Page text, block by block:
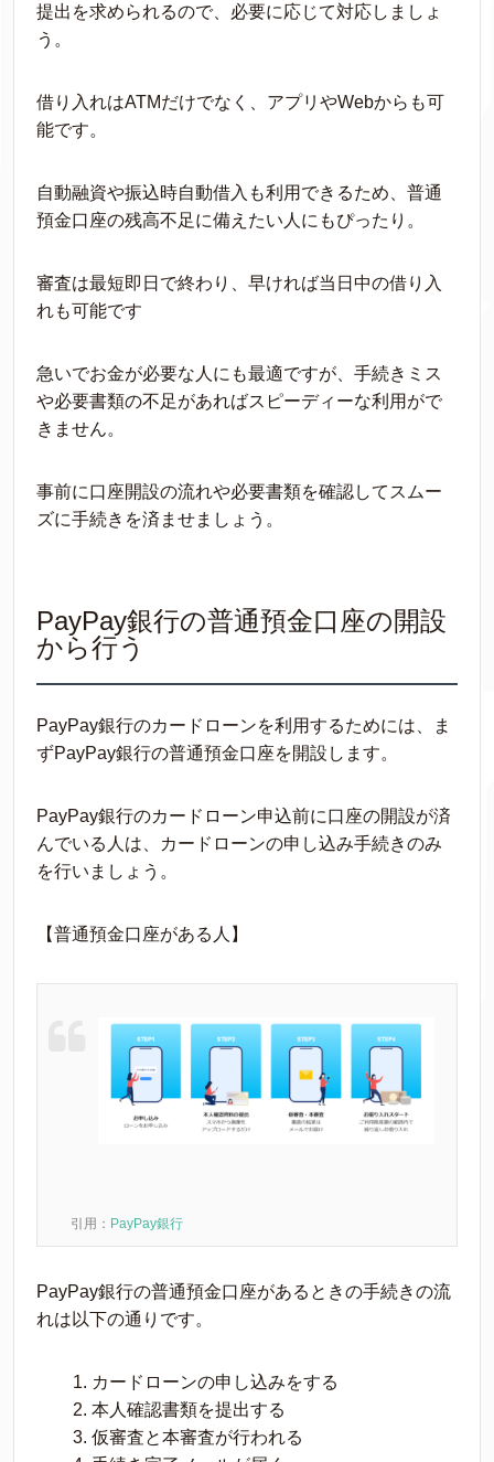
提出を求められるので、必要に応じて対応しましょ
う。
借り入れはATMだけでなく、アプリやWebからも可
能です。
自動融資や振込時自動借入も利用できるため、普通
預金口座の残高不足に備えたい人にもぴったり。
審査は最短即日で終わり、早ければ当日中の借り入
れも可能です
急いでお金が必要な人にも最適ですが、手続きミス
や必要書類の不足があればスピーディーな利用がで
きません。
事前に口座開設の流れや必要書類を確認してスムー
ズに手続きを済ませましょう。
PayPay銀行の普通預金口座の開設
から行う
PayPay銀行のカードローンを利用するためには、ま
ずPayPay銀行の普通預金口座を開設します。
PayPay銀行のカードローン申込前に口座の開設が済
んでいる人は、カードローンの申し込み手続きのみ
を行いましょう。
【普通預金口座がある人】
引用： PayPay銀行
PayPay銀行の普通預金口座があるときの手続きの流
れは以下の通りです。
カードローンの申し込みをする
本人確認書類を提出する
仮審査と本審査が行われる